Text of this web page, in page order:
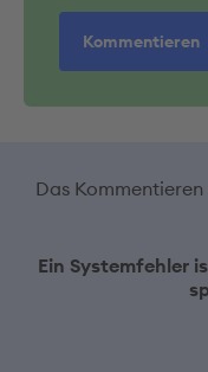
Kommentieren
Das
Ein Systemfehler